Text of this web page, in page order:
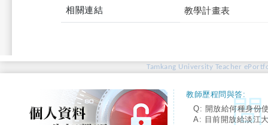
相關連結 教學計畫表
Tamkang University Teacher
教師歷程問與答:
Q: 開放給何種身份
A: 目前開放給淡江